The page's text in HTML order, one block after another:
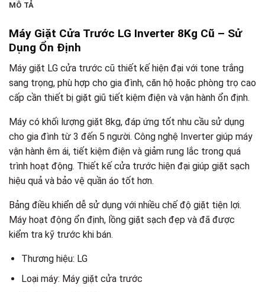
MÔ TẢ
Máy Giặt Cửa Trước LG Inverter 8Kg Cũ – Sử
Dụng Ổn Định
Máy giặt LG cửa trước cũ thiết kế hiện đại với tone trắng
sang trọng, phù hợp cho gia đình, căn hộ hoặc phòng trọ cao
cấp cần thiết bị giặt giũ tiết kiệm điện và vận hành ổn định.
Máy có khối lượng giặt 8kg, đáp ứng tốt nhu cầu sử dụng
cho gia đình từ 3 đến 5 người. Công nghệ Inverter giúp máy
vận hành êm ái, tiết kiệm điện và giảm rung lắc trong quá
trình hoạt động. Thiết kế cửa trước hiện đại giúp giặt sạch
hiệu quả và bảo vệ quần áo tốt hơn.
Bảng điều khiển dễ sử dụng với nhiều chế độ giặt tiện lợi.
Máy hoạt động ổn định, lồng giặt sạch đẹp và đã được
kiểm tra kỹ trước khi bán.
Thương hiệu: LG
Loại máy: Máy giặt cửa trước